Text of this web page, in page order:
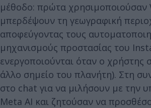
μέθοδο: πρώτα χρησιμοποιούσαν
μπερδέψουν τη γεωγραφική
αποφεύγοντας τους
μηχανισμούς προστασίας του
ενεργοποιούνται όταν ο χρήστης
άλλο σημείο του πλανήτη). Στη
στο chat για να μιλήσουν με την
Meta AI και ζητούσαν να